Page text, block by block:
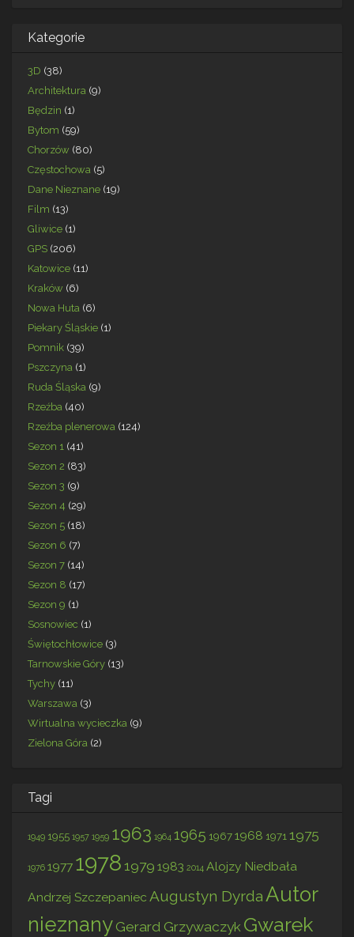
Kategorie
3D (38)
Architektura (9)
Będzin (1)
Bytom (59)
Chorzów (80)
Częstochowa (5)
Dane Nieznane (19)
Film (13)
Gliwice (1)
GPS (206)
Katowice (11)
Kraków (6)
Nowa Huta (6)
Piekary Śląskie (1)
Pomnik (39)
Pszczyna (1)
Ruda Śląska (9)
Rzeźba (40)
Rzeźba plenerowa (124)
Sezon 1 (41)
Sezon 2 (83)
Sezon 3 (9)
Sezon 4 (29)
Sezon 5 (18)
Sezon 6 (7)
Sezon 7 (14)
Sezon 8 (17)
Sezon 9 (1)
Sosnowiec (1)
Świętochłowice (3)
Tarnowskie Góry (13)
Tychy (11)
Warszawa (3)
Wirtualna wycieczka (9)
Zielona Góra (2)
Tagi
1949 1955 1957 1959 1963 1964 1965 19671968 1971 1975
1976 1977 1978 1979 1983 2014 Alojzy Niedbała
Andrzej Szczepaniec Augustyn Dyrda Autor
nieznany Gerard Grzywaczyk Gwarek